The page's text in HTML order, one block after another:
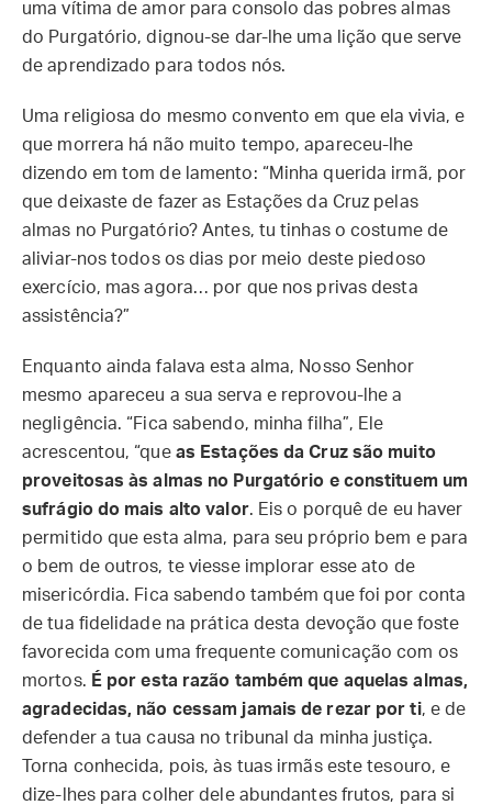
uma vítima de amor para consolo das pobres almas
do Purgatório, dignou-se dar-lhe uma lição que serve
de aprendizado para todos nós.
Uma religiosa do mesmo convento em que ela vivia, e
que morrera há não muito tempo, apareceu-lhe
dizendo em tom de lamento: “Minha querida irmã, por
que deixaste de fazer as Estações da Cruz pelas
almas no Purgatório? Antes, tu tinhas o costume de
aliviar-nos todos os dias por meio deste piedoso
exercício, mas agora… por que nos privas desta
assistência?”
Enquanto ainda falava esta alma, Nosso Senhor
mesmo apareceu a sua serva e reprovou-lhe a
negligência. “Fica sabendo, minha filha”, Ele
acrescentou, “que as Estações da Cruz são muito
proveitosas às almas no Purgatório e constituem um
sufrágio do mais alto valor. Eis o porquê de eu haver
permitido que esta alma, para seu próprio bem e para
o bem de outros, te viesse implorar esse ato de
misericórdia. Fica sabendo também que foi por conta
de tua fidelidade na prática desta devoção que foste
favorecida com uma frequente comunicação com os
mortos. É por esta razão também que aquelas almas,
agradecidas, não cessam jamais de rezar por ti, e de
defender a tua causa no tribunal da minha justiça.
Torna conhecida, pois, às tuas irmãs este tesouro, e
dize-lhes para colher dele abundantes frutos, para si